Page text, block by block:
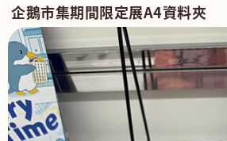
企鵝市集期間限定展A4資料夾